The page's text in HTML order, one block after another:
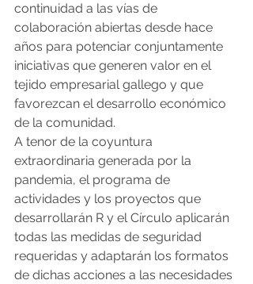
continuidad a las vías de
colaboración abiertas desde hace
años para potenciar conjuntamente
iniciativas que generen valor en el
tejido empresarial gallego y que
favorezcan el desarrollo económico
de la comunidad.
A tenor de la coyuntura
extraordinaria generada por la
pandemia, el programa de
actividades y los proyectos que
desarrollarán R y el Círculo aplicarán
todas las medidas de seguridad
requeridas y adaptarán los formatos
de dichas acciones a las necesidades